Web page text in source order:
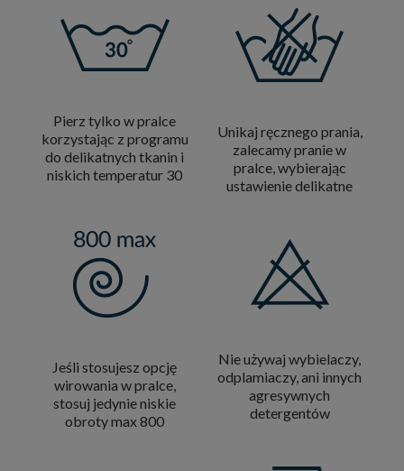
Pierz tylko w pralce
korzystając z programu
do delikatnych tkanin i
niskich temperatur 30
Unikaj ręcznego prania,
zalecamy pranie w
pralce, wybierając
ustawienie delikatne
Jeśli stosujesz opcję
wirowania w pralce,
stosuj jedynie niskie
obroty max 800
Nie używaj wybielaczy,
odplamiaczy, ani innych
agresywnych
detergentów